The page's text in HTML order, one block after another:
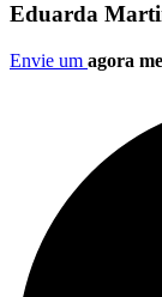
Eduarda
Envie um agora